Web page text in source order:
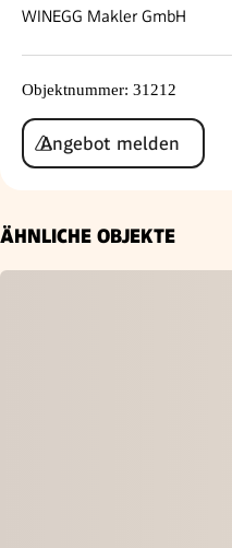
WINEGG Makler GmbH
Objektnummer: 31212
Angebot melden
ÄHNLICHE OBJEKTE